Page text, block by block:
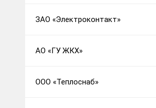
ЗАО «Электроконтакт»
АО «ГУ ЖКХ»
ООО «Теплоснаб»